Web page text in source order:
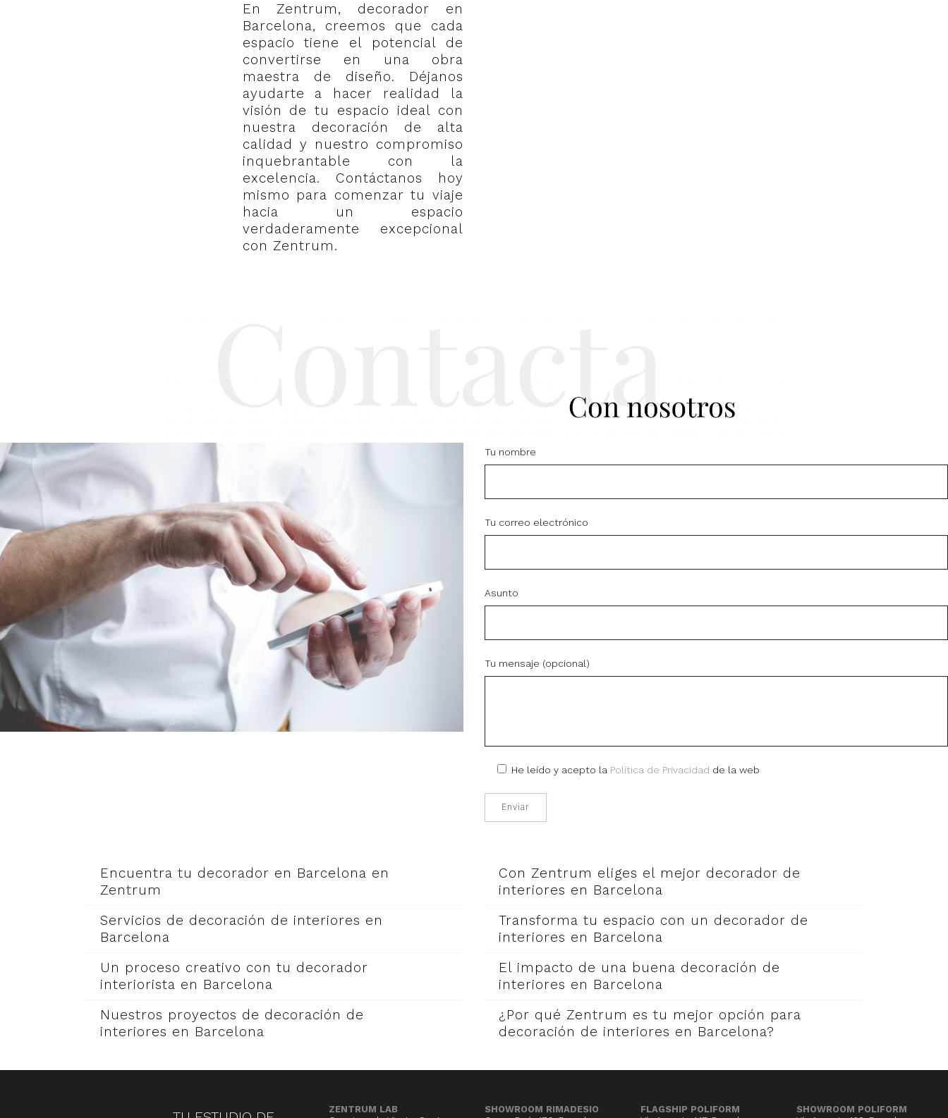
En Zentrum, decorador en
Barcelona, creemos que cada
espacio tiene el potencial de
convertirse en una obra
maestra de diseño. Déjanos
ayudarte a hacer realidad la
visión de tu espacio ideal con
nuestra decoración de alta
calidad y nuestro compromiso
inquebrantable con la
excelencia. Contáctanos hoy
mismo para comenzar tu viaje
hacia un espacio
verdaderamente excepcional
con Zentrum.
Tu nombre
Tu correo electrónico
Asunto
Tu mensaje (opcional)
He leído y acepto la Política de Privacidad de la web
Encuentra tu decorador en Barcelona en
Zentrum
Servicios de decoración de interiores en
Barcelona
Un proceso creativo con tu decorador
interiorista en Barcelona
Nuestros proyectos de decoración de
interiores en Barcelona
Con Zentrum eliges el mejor decorador de
interiores en Barcelona
Transforma tu espacio con un decorador de
interiores en Barcelona
El impacto de una buena decoración de
interiores en Barcelona
¿Por qué Zentrum es tu mejor opción para
decoración de interiores en Barcelona?
ZENTRUM LAB
SHOWROOM RIMADESIO
FLAGSHIP POLIFORM
SHOWROOM POLIFORM